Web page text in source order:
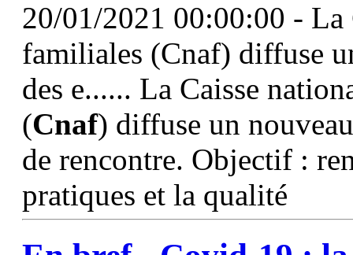
20/01/2021 00:00:00 - La
familiales (Cnaf) diffuse
des e...... La Caisse
(Cnaf) diffuse un
de rencontre. Objectif :
pratiques et la qualité